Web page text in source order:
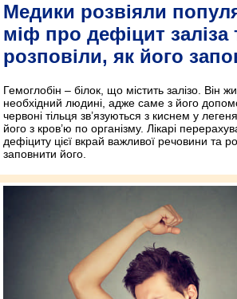
Медики розвіяли
міф про дефіцит заліза
розповіли, як його
Гемоглобін – білок, що містить залізо. Він
необхідний людині, адже саме з його
червоні тільця зв’язуються з киснем у
його з кров’ю по організму. Лікарі
дефіциту цієї вкрай важливої речовини та
заповнити його.